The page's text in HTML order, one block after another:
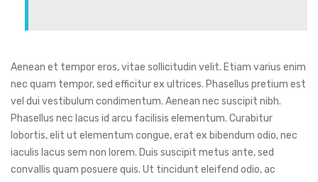
Aenean et tempor eros, vitae sollicitudin velit. Etiam varius enim
nec quam tempor, sed efficitur ex ultrices. Phasellus pretium est
vel dui vestibulum condimentum. Aenean nec suscipit nibh.
Phasellus nec lacus id arcu facilisis elementum. Curabitur
lobortis, elit ut elementum congue, erat ex bibendum odio, nec
iaculis lacus sem non lorem. Duis suscipit metus ante, sed
convallis quam posuere quis. Ut tincidunt eleifend odio, ac